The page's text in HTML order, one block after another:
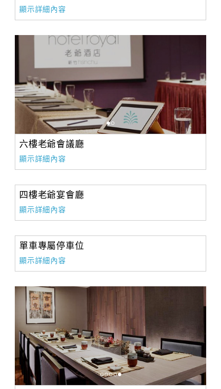
顯示詳細內容
六樓老爺會議廳
顯示詳細內容
四樓老爺宴會廳
顯示詳細內容
單車專屬停車位
顯示詳細內容